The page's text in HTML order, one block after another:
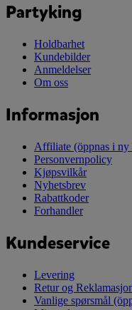
Partyking
Holdbarhet
Kundebilder
Anmeldelser
Om oss
Informasjon
Affiliate (öppnas i
Personvernpolicy
Kjøpsvilkår
Nyhetsbrev
Rabattkoder
Forhandler
Kundeservice
Levering
Retur og
Vanlige spørsmål